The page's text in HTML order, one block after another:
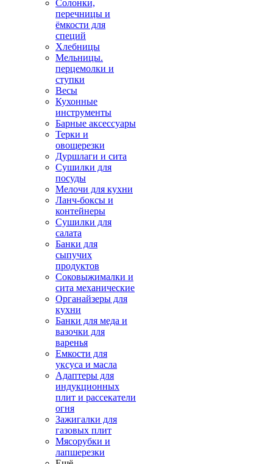
Солонки,
перечницы и
ёмкости для
специй
Хлебницы
Мельницы.
перцемолки и
ступки
Весы
Кухонные
инструменты
Барные аксессуары
Терки и
овощерезки
Дуршлаги и сита
Сушилки для
посуды
Мелочи для кухни
Ланч-боксы и
контейнеры
Сушилки для
салата
Банки для
сыпучих
продуктов
Соковыжималки и
сита механические
Органайзеры для
кухни
Банки для меда и
вазочки для
варенья
Емкости для
уксуса и масла
Адаптеры для
индукционных
плит и рассекатели
огня
Зажигалки для
газовых плит
Мясорубки и
лапшерезки